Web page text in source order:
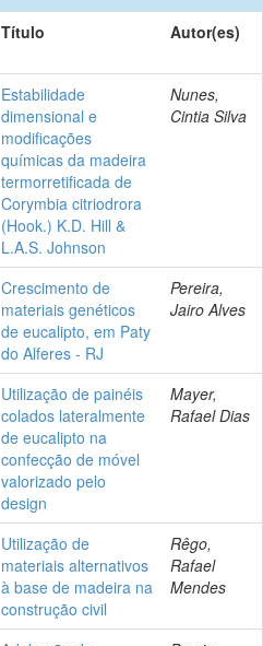
Título Autor(es)
Estabilidade
dimensional e
modificações
químicas da madeira
termorretificada de
Corymbia citriodrora
(Hook.) K.D. Hill &
L.A.S. Johnson
Nunes,
Cintia Silva
Crescimento de
materiais genéticos
de eucalipto, em Paty
do Alferes - RJ
Pereira,
Jairo Alves
Utilização de painéis
colados lateralmente
de eucalipto na
confecção de móvel
valorizado pelo
design
Mayer,
Rafael Dias
Utilização de
materiais alternativos
à base de madeira na
construção civil
Rêgo,
Rafael
Mendes